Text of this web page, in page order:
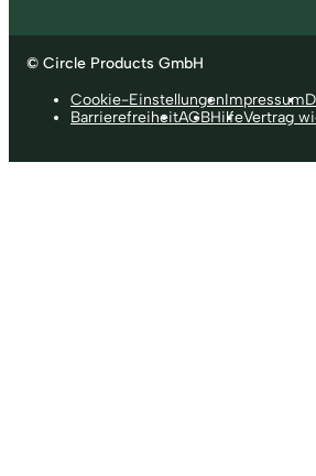
© Circle Products GmbH
Cookie-EinstellungenImpressum
BarrierefreiheitAGBHilfeVertrag